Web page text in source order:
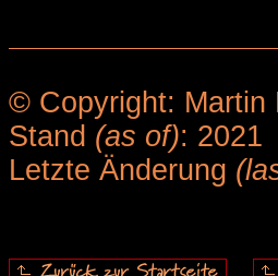
© Copyright: Martin
Stand (as of): 2021
Letzte Änderung